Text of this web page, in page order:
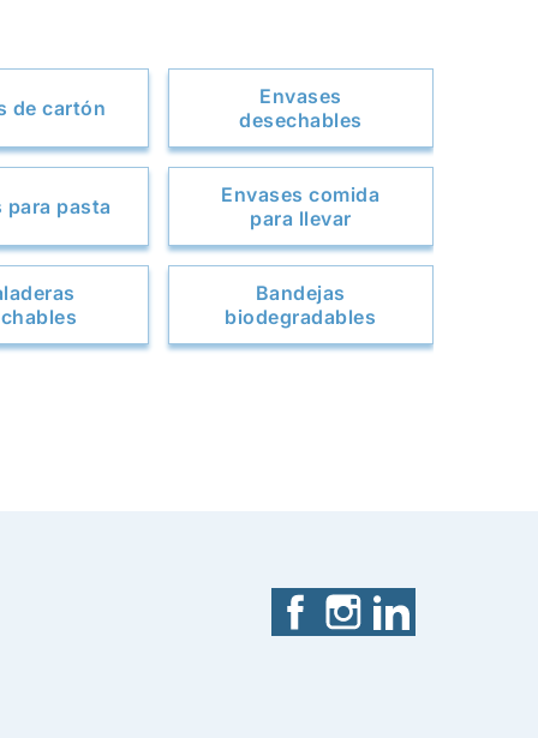
de cartón
Envases
desechables
para pasta
Envases comida
para llevar
Bandejas
biodegradables
FacebookInstagram